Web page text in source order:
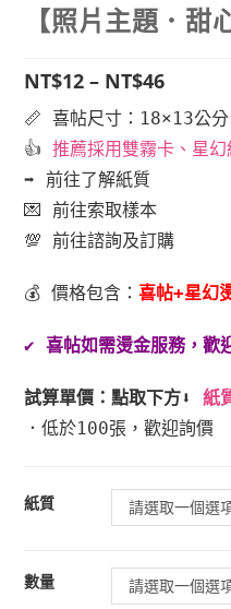
【照片主題．
NT$12 – NT$46
📏 喜帖尺寸：18×13公分
👍推薦採用雙霧卡、星
➡️ 前往了解紙質
💌 前往索取樣本
💯 前往諮詢及訂購
💰 價格包含：喜帖+星幻
✔️喜帖如需燙金服務，歡
試算單價 ：點取下方⬇️紙
．低於100張，歡迎詢價
紙質 請選取一個選
數量 請選取一個選